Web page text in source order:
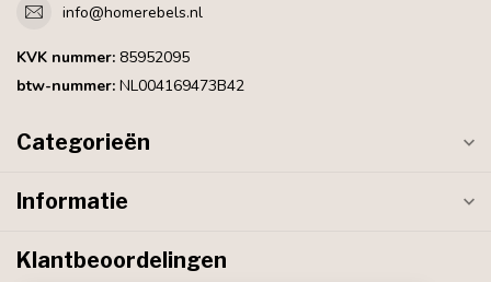
info@homerebels.nl
KVK nummer: 85952095
btw-nummer: NL004169473B42
Categorieën
Informatie
Klantbeoordelingen